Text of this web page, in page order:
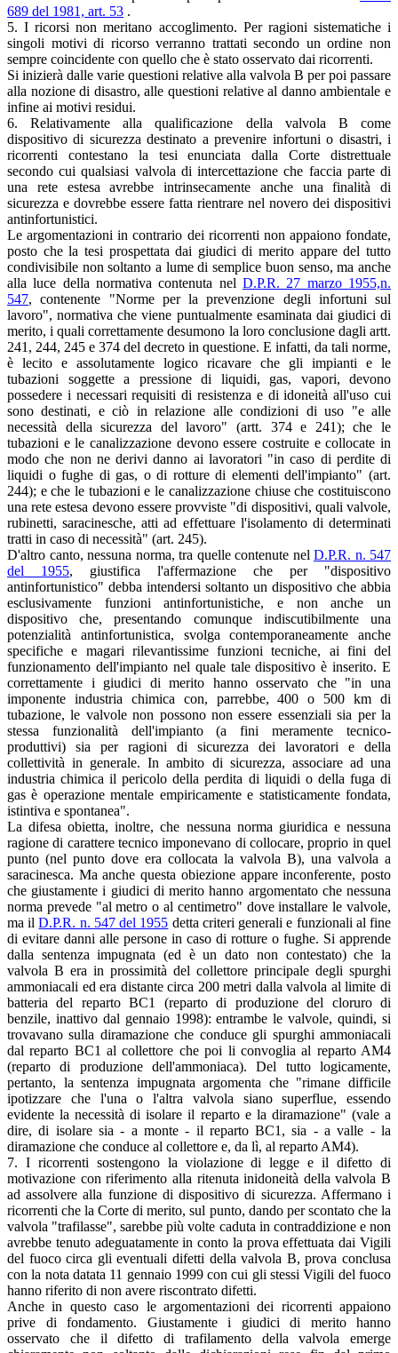
689 del 1981, art. 53 .
5. I ricorsi non meritano accoglimento. Per ragioni sistematiche i
singoli motivi di ricorso verranno trattati secondo un ordine non
sempre coincidente con quello che è stato osservato dai ricorrenti.
Si inizierà dalle varie questioni relative alla valvola B per poi passare
alla nozione di disastro, alle questioni relative al danno ambientale e
infine ai motivi residui.
6. Relativamente alla qualificazione della valvola B come
dispositivo di sicurezza destinato a prevenire infortuni o disastri, i
ricorrenti contestano la tesi enunciata dalla Corte distrettuale
secondo cui qualsiasi valvola di intercettazione che faccia parte di
una rete estesa avrebbe intrinsecamente anche una finalità di
sicurezza e dovrebbe essere fatta rientrare nel novero dei dispositivi
antinfortunistici.
Le argomentazioni in contrario dei ricorrenti non appaiono fondate,
posto che la tesi prospettata dai giudici di merito appare del tutto
condivisibile non soltanto a lume di semplice buon senso, ma anche
alla luce della normativa contenuta nel D.P.R. 27 marzo 1955,n.
547, contenente "Norme per la prevenzione degli infortuni sul
lavoro", normativa che viene puntualmente esaminata dai giudici di
merito, i quali correttamente desumono la loro conclusione dagli artt.
241, 244, 245 e 374 del decreto in questione. E infatti, da tali norme,
è lecito e assolutamente logico ricavare che gli impianti e le
tubazioni soggette a pressione di liquidi, gas, vapori, devono
possedere i necessari requisiti di resistenza e di idoneità all'uso cui
sono destinati, e ciò in relazione alle condizioni di uso "e alle
necessità della sicurezza del lavoro" (artt. 374 e 241); che le
tubazioni e le canalizzazione devono essere costruite e collocate in
modo che non ne derivi danno ai lavoratori "in caso di perdite di
liquidi o fughe di gas, o di rotture di elementi dell'impianto" (art.
244); e che le tubazioni e le canalizzazione chiuse che costituiscono
una rete estesa devono essere provviste "di dispositivi, quali valvole,
rubinetti, saracinesche, atti ad effettuare l'isolamento di determinati
tratti in caso di necessità" (art. 245).
D'altro canto, nessuna norma, tra quelle contenute nel D.P.R. n. 547
del 1955, giustifica l'affermazione che per "dispositivo
antinfortunistico" debba intendersi soltanto un dispositivo che abbia
esclusivamente funzioni antinfortunistiche, e non anche un
dispositivo che, presentando comunque indiscutibilmente una
potenzialità antinfortunistica, svolga contemporaneamente anche
specifiche e magari rilevantissime funzioni tecniche, ai fini del
funzionamento dell'impianto nel quale tale dispositivo è inserito. E
correttamente i giudici di merito hanno osservato che "in una
imponente industria chimica con, parrebbe, 400 o 500 km di
tubazione, le valvole non possono non essere essenziali sia per la
stessa funzionalità dell'impianto (a fini meramente tecnico-
produttivi) sia per ragioni di sicurezza dei lavoratori e della
collettività in generale. In ambito di sicurezza, associare ad una
industria chimica il pericolo della perdita di liquidi o della fuga di
gas è operazione mentale empiricamente e statisticamente fondata,
istintiva e spontanea".
La difesa obietta, inoltre, che nessuna norma giuridica e nessuna
ragione di carattere tecnico imponevano di collocare, proprio in quel
punto (nel punto dove era collocata la valvola B), una valvola a
saracinesca. Ma anche questa obiezione appare inconferente, posto
che giustamente i giudici di merito hanno argomentato che nessuna
norma prevede "al metro o al centimetro" dove installare le valvole,
ma ilD.P.R. n. 547 del 1955 detta criteri generali e funzionali al fine
di evitare danni alle persone in caso di rotture o fughe. Si apprende
dalla sentenza impugnata (ed è un dato non contestato) che la
valvola B era in prossimità del collettore principale degli spurghi
ammoniacali ed era distante circa 200 metri dalla valvola al limite di
batteria del reparto BC1 (reparto di produzione del cloruro di
benzile, inattivo dal gennaio 1998): entrambe le valvole, quindi, si
trovavano sulla diramazione che conduce gli spurghi ammoniacali
dal reparto BC1 al collettore che poi li convoglia al reparto AM4
(reparto di produzione dell'ammoniaca). Del tutto logicamente,
pertanto, la sentenza impugnata argomenta che "rimane difficile
ipotizzare che l'una o l'altra valvola siano superflue, essendo
evidente la necessità di isolare il reparto e la diramazione" (vale a
dire, di isolare sia - a monte - il reparto BC1, sia - a valle - la
diramazione che conduce al collettore e, da lì, al reparto AM4).
7. I ricorrenti sostengono la violazione di legge e il difetto di
motivazione con riferimento alla ritenuta inidoneità della valvola B
ad assolvere alla funzione di dispositivo di sicurezza. Affermano i
ricorrenti che la Corte di merito, sul punto, dando per scontato che la
valvola "trafilasse", sarebbe più volte caduta in contraddizione e non
avrebbe tenuto adeguatamente in conto la prova effettuata dai Vigili
del fuoco circa gli eventuali difetti della valvola B, prova conclusa
con la nota datata 11 gennaio 1999 con cui gli stessi Vigili del fuoco
hanno riferito di non avere riscontrato difetti.
Anche in questo caso le argomentazioni dei ricorrenti appaiono
prive di fondamento. Giustamente i giudici di merito hanno
osservato che il difetto di trafilamento della valvola emerge